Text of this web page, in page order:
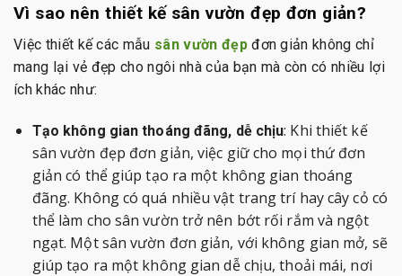
Vì sao nên thiết kế sân vườn đẹp đơn giản?
Việc thiết kế các mẫu sân vườn đẹpđơn giản không chỉ
mang lại vẻ đẹp cho ngôi nhà của bạn mà còn có nhiều lợi
ích khác như:
Tạo không gian thoáng đãng, dễ chịu: Khi thiết kế
sân vườn đẹp đơn giản, việc giữ cho mọi thứ đơn
giản có thể giúp tạo ra một không gian thoáng
đãng. Không có quá nhiều vật trang trí hay cây cỏ có
thể làm cho sân vườn trở nên bớt rối rắm và ngột
ngạt. Một sân vườn đơn giản, với không gian mở, sẽ
giúp tạo ra một không gian dễ chịu, thoải mái, nơi